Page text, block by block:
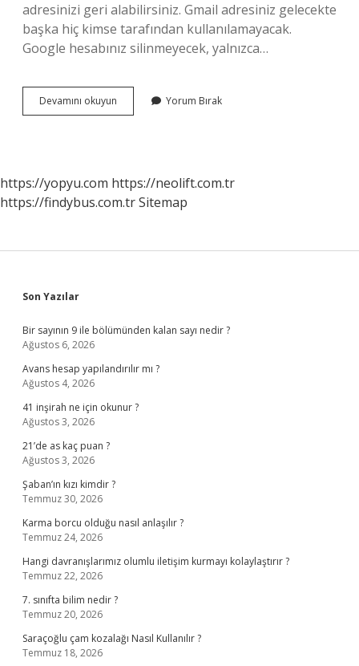
adresinizi geri alabilirsiniz. Gmail adresiniz gelecekte
başka hiç kimse tarafından kullanılamayacak.
Google hesabınız silinmeyecek, yalnızca…
Devamını okuyun
Silmek
Yorum Bırak
https://yopyu.com https://neolift.com.tr
https://findybus.com.trSitemap
Sidebar
Son Yazılar
Bir sayının 9 ile bölümünden kalan sayı nedir ?
Ağustos 6, 2026
Avans hesap yapılandırılır mı ?
Ağustos 4, 2026
41 inşirah ne için okunur ?
Ağustos 3, 2026
21’de as kaç puan ?
Ağustos 3, 2026
Şaban’ın kızı kimdir ?
Temmuz 30, 2026
Karma borcu olduğu nasıl anlaşılır ?
Temmuz 24, 2026
Hangi davranışlarımız olumlu iletişim kurmayı kolaylaştırır ?
Temmuz 22, 2026
7. sınıfta bilim nedir ?
Temmuz 20, 2026
Saraçoğlu çam kozalağı Nasıl Kullanılır ?
Temmuz 18, 2026